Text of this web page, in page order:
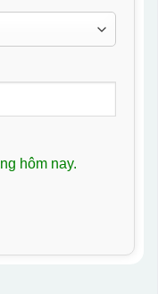
hôm nay.